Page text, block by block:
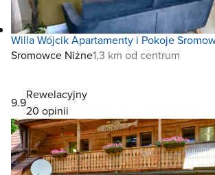
Willa Wójcik Apartamenty i Pokoje
Sromowce Niżne1,3 km od centrum
9.9
Rewelacyjny
20 opinii